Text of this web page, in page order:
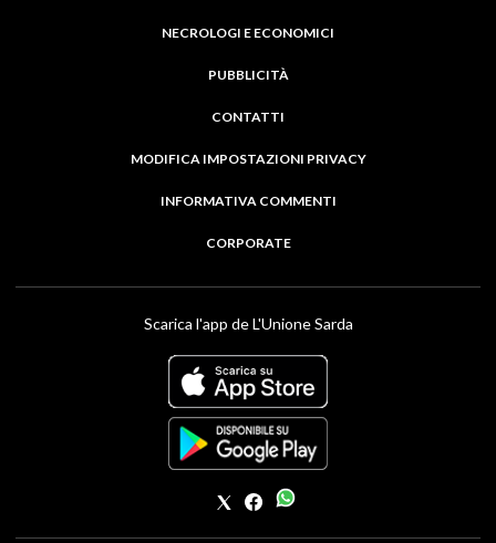
NECROLOGI E ECONOMICI
PUBBLICITÀ
CONTATTI
MODIFICA IMPOSTAZIONI PRIVACY
INFORMATIVA COMMENTI
CORPORATE
Scarica l'app de L'Unione Sarda